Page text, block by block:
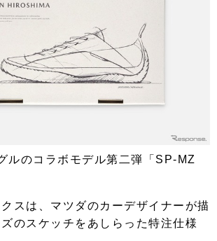
ルのコラボモデル第二弾「SP-MZ
クスは、マツダのカーデザイナーが描
のスケッチをあしらった特注仕様